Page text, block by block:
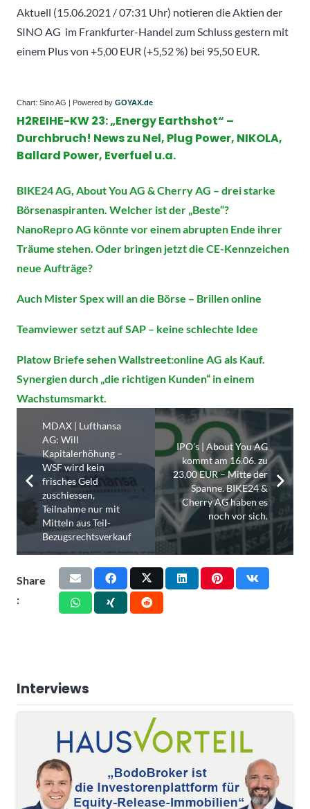
Aktuell (15.06.2021 / 07:31 Uhr) notieren die Aktien der
SINO AG im Frankfurter-Handel zum Schluss gestern mit
einem Plus von +5,00 EUR (+5,52 %) bei 95,50 EUR.
Chart: Sino AG | Powered by GOYAX.de
H2REIHE-KW 23: „Energy Earthshot“ –
Durchbruch! News zu Nel, Plug Power, NIKOLA,
Ballard Power, Everfuel u.a.
BIKE24 AG, About You AG & Cherry AG – drei starke
Börsenaspiranten. Welcher ist der „Beste“?
NanoRepro AG könnte vor einem abrupten Ende ihrer
Träume stehen. Oder bringen jetzt die CE-Kennzeichen
neue Aufträge?
Auch Mister Spex will an die Börse – Brillen online
Teamviewer setzt auf SAP – keine schlechte Idee
Platow Briefe sehen Wallstreet:online AG als Kauf.
Synergien durch „die richtigen Kunden“ in einem
Wachstumsmarkt.
MDAX | Lufthansa
AG: Will
Kapitalerhöhung –
WSF wird kein
frisches Geld
zuschiessen,
Teilnahme nur mit
Mitteln aus Teil-
Bezugsrechtsverkauf
IPO’s | About You AG
kommt am 16.06. zu
23,00 EUR – Mitte der
Spanne. BIKE24 &
Cherry AG haben es
noch vor sich.
Share
:
Interviews